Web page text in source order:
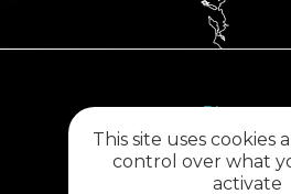
Plouescat
5, rue des
29430
02 98 69 62
This site uses cookies
control over what
activate